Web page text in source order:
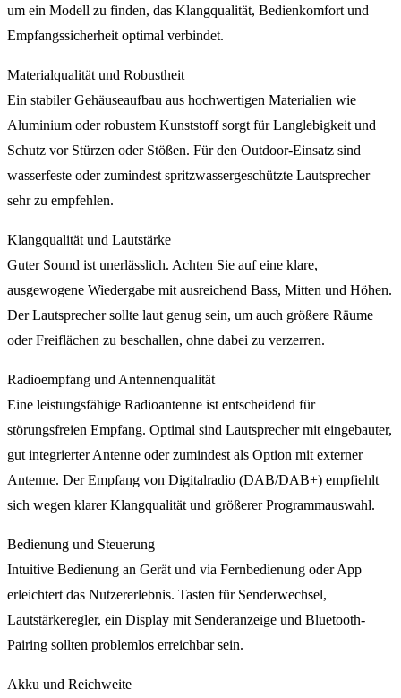
um ein Modell zu finden, das Klangqualität, Bedienkomfort und
Empfangssicherheit optimal verbindet.
Materialqualität und Robustheit
Ein stabiler Gehäuseaufbau aus hochwertigen Materialien wie
Aluminium oder robustem Kunststoff sorgt für Langlebigkeit und
Schutz vor Stürzen oder Stößen. Für den Outdoor-Einsatz sind
wasserfeste oder zumindest spritzwassergeschützte Lautsprecher
sehr zu empfehlen.
Klangqualität und Lautstärke
Guter Sound ist unerlässlich. Achten Sie auf eine klare,
ausgewogene Wiedergabe mit ausreichend Bass, Mitten und Höhen.
Der Lautsprecher sollte laut genug sein, um auch größere Räume
oder Freiflächen zu beschallen, ohne dabei zu verzerren.
Radioempfang und Antennenqualität
Eine leistungsfähige Radioantenne ist entscheidend für
störungsfreien Empfang. Optimal sind Lautsprecher mit eingebauter,
gut integrierter Antenne oder zumindest als Option mit externer
Antenne. Der Empfang von Digitalradio (DAB/DAB+) empfiehlt
sich wegen klarer Klangqualität und größerer Programmauswahl.
Bedienung und Steuerung
Intuitive Bedienung an Gerät und via Fernbedienung oder App
erleichtert das Nutzererlebnis. Tasten für Senderwechsel,
Lautstärkeregler, ein Display mit Senderanzeige und Bluetooth-
Pairing sollten problemlos erreichbar sein.
Akku und Reichweite